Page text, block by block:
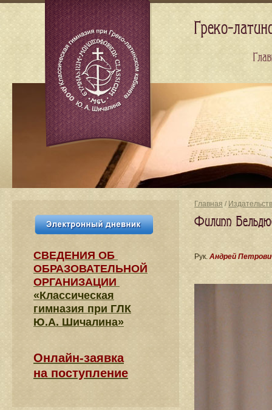
Главная /
Филипп
Рук. Андрей
СВЕДЕНИЯ​ ОБ
ОБРАЗОВАТЕЛЬНОЙ
ОРГАНИЗАЦИИ
«Классическая
гимназия при ГЛК
Ю.А. Шичалина»
Онлайн-заявка
на поступление
Греко-